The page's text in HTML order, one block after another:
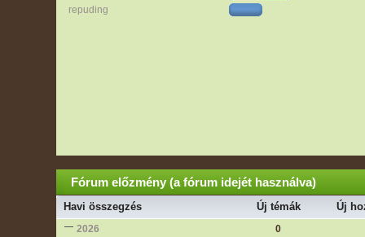
repuding
Fórum előzmény (a fórum idejét használva)
Havi összegzés Új témák Új
2026
0